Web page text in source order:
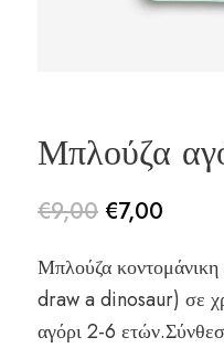
Μπλούζα
€9,00
price
was:
€7,00
τρέχουσα
τιμή
Μπλούζα
draw a dinosaur) σε
αγόρι 2-6